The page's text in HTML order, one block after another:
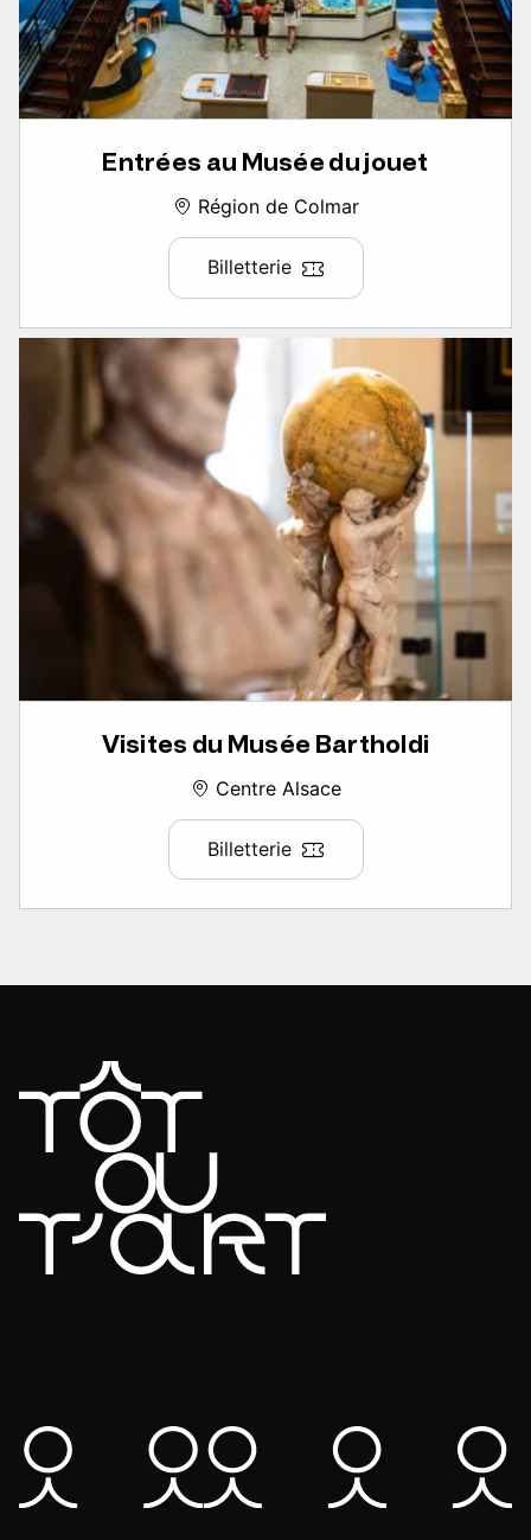
Entrées au Musée du jouet
Région de Colmar
Billetterie
Visites du Musée Bartholdi
Centre Alsace
Billetterie